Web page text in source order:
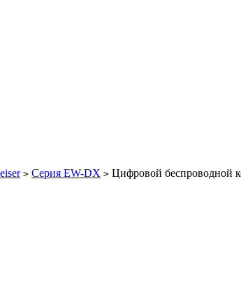
> Серия EW-DX > Цифровой беспроводной